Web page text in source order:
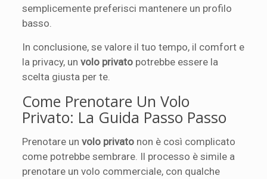
semplicemente preferisci mantenere un profilo
basso.
In conclusione, se valore il tuo tempo, il comfort e
la privacy, unvolo privato potrebbe essere la
scelta giusta per te.
Come Prenotare Un Volo
Privato: La Guida Passo Passo
Prenotare unvolo privato non è così complicato
come potrebbe sembrare. Il processo è simile a
prenotare un volo commerciale, con qualche